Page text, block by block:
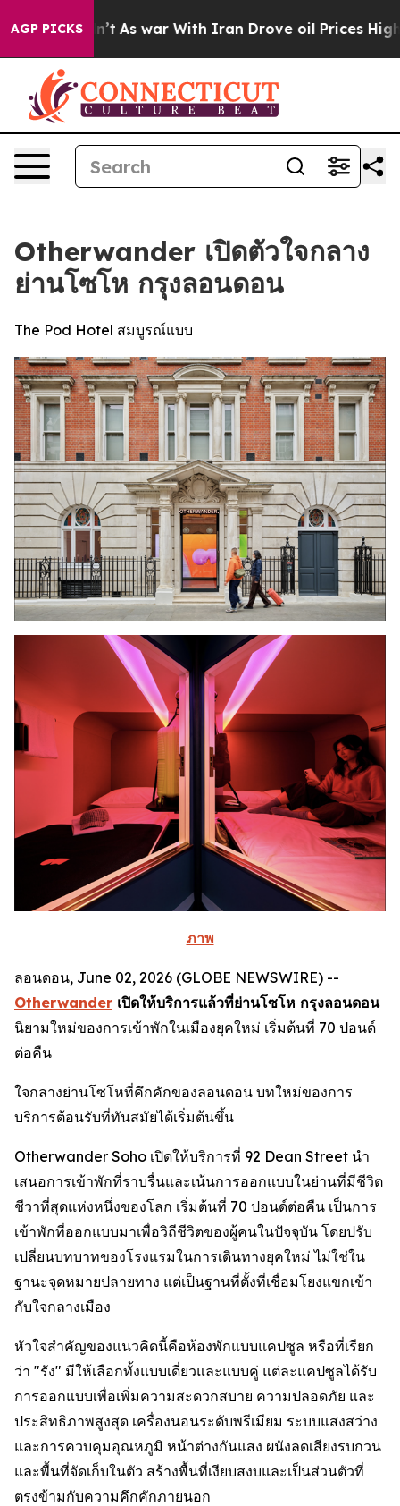
AGP PICKSAs war With Iran Drove oil Prices Higher,
Otherwander เปิดตัวใจกลาง
ย่านโซโห กรุงลอนดอน
The Pod Hotel สมบูรณ์แบบ
ภาพ
ลอนดอน, June 02, 2026 (GLOBE NEWSWIRE) --
Otherwander เปิดให้บริการแล้วที่ย่านโซโห กรุงลอนดอน
นิยามใหม่ของการเข้าพักในเมืองยุคใหม่ เริ่มต้นที่ 70 ปอนด์
ต่อคืน
ใจกลางย่านโซโหที่คึกคักของลอนดอน บทใหม่ของการ
บริการต้อนรับที่ทันสมัยได้เริ่มต้นขึ้น
Otherwander Soho เปิดให้บริการที่ 92 Dean Street นำ
เสนอการเข้าพักที่ราบรื่นและเน้นการออกแบบในย่านที่มีชีวิต
ชีวาที่สุดแห่งหนึ่งของโลก เริ่มต้นที่ 70 ปอนด์ต่อคืน เป็นการ
เข้าพักที่ออกแบบมาเพื่อวิถีชีวิตของผู้คนในปัจจุบัน โดยปรับ
เปลี่ยนบทบาทของโรงแรมในการเดินทางยุคใหม่ ไม่ใช่ใน
ฐานะจุดหมายปลายทาง แต่เป็นฐานที่ตั้งที่เชื่อมโยงแขกเข้า
กับใจกลางเมือง
หัวใจสำคัญของแนวคิดนี้คือห้องพักแบบแคปซูล หรือที่เรียก
ว่า "รัง" มีให้เลือกทั้งแบบเดี่ยวและแบบคู่ แต่ละแคปซูลได้รับ
การออกแบบเพื่อเพิ่มความสะดวกสบาย ความปลอดภัย และ
ประสิทธิภาพสูงสุด เครื่องนอนระดับพรีเมียม ระบบแสงสว่าง
และการควบคุมอุณหภูมิ หน้าต่างกันแสง ผนังลดเสียงรบกวน
และพื้นที่จัดเก็บในตัว สร้างพื้นที่เงียบสงบและเป็นส่วนตัวที่
ตรงข้ามกับความคึกคักภายนอก